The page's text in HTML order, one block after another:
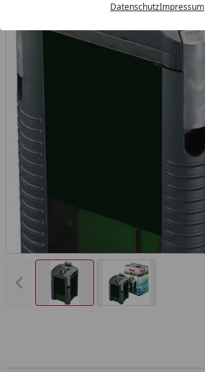
DatenschutzImpressum
Vorheriges Bild anzeigen